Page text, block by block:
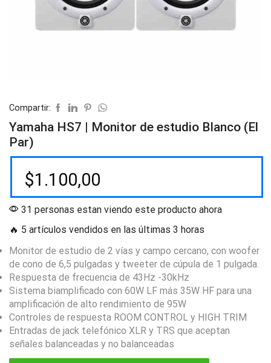
Compartir:
Yamaha HS7 | Monitor de estudio Blanco (El
Par)
$1.100,00
31 personas estan viendo este producto ahora
🔥 5 artículos vendidos en las últimas 3 horas
Monitor de estudio de 2 vías y campo cercano, con woofer
de cono de 6,5 pulgadas y tweeter de cúpula de 1 pulgada.
Respuesta de frecuencia de 43Hz -30kHz
Sistema biamplificado con 60W LF más 35W HF para una
amplificación de alto rendimiento de 95W
Controles de respuesta ROOM CONTROL y HIGH TRIM
Entradas de jack telefónico XLR y TRS que aceptan
señales balanceadas y no balanceadas